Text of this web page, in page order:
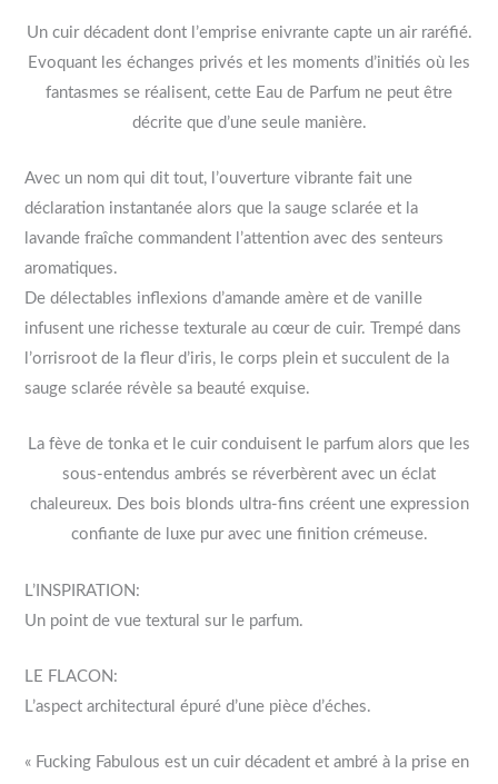
Un cuir décadent dont l’emprise enivrante capte un air raréfié.
Evoquant les échanges privés et les moments d’initiés où les
fantasmes se réalisent, cette Eau de Parfum ne peut être
décrite que d’une seule manière.
Avec un nom qui dit tout, l’ouverture vibrante fait une
déclaration instantanée alors que la sauge sclarée et la
lavande fraîche commandent l’attention avec des senteurs
aromatiques.
De délectables inflexions d’amande amère et de vanille
infusent une richesse texturale au cœur de cuir. Trempé dans
l’orrisroot de la fleur d’iris, le corps plein et succulent de la
sauge sclarée révèle sa beauté exquise.
La fève de tonka et le cuir conduisent le parfum alors que les
sous-entendus ambrés se réverbèrent avec un éclat
chaleureux. Des bois blonds ultra-fins créent une expression
confiante de luxe pur avec une finition crémeuse.
L’INSPIRATION:
Un point de vue textural sur le parfum.
LE FLACON:
L’aspect architectural épuré d’une pièce d’éches.
« Fucking Fabulous est un cuir décadent et ambré à la prise en